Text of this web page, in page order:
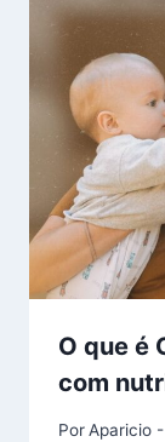
O que é
com
PorAparicio